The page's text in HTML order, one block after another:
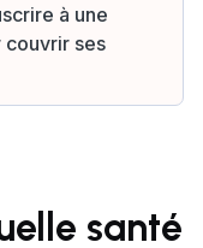
à une
ses
santé